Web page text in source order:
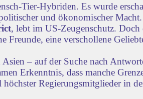
Tier-Hybriden. Es wurde
und ökonomischer Macht.
, lebt im US-Zeugenschutz. Doch
eine verschollene
– auf der Suche nach
Erkenntnis, dass manche
Regierungsmitglieder in